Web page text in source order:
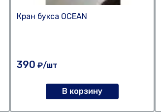
Кран букса OCEAN
390 ₽/шт
В корзину